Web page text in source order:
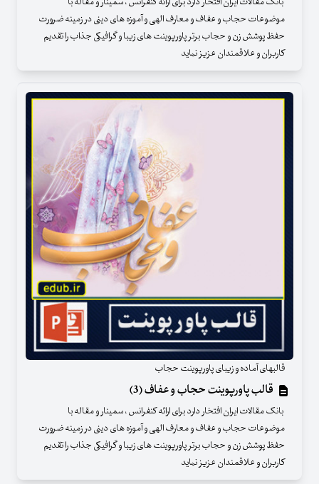
موضوعات حجاب و عفاف و معارف الهی و آموزه های دینی در زمینه ضرورت
حفظ پوشش زن و حجاب برتر پاورپوینت های زیبا و گرافیکی جذاب را تقدیم
کاربران و علاقمندان عزیز نماید
قالبهای آماده و زیبای پاورپوینت حجاب
قالب پاورپوینت حجاب و عفاف (3)
بانک مقالات ایران افتخار دارد برای ارائه کنفرانس ، سمینار و مقاله با
موضوعات حجاب و عفاف و معارف الهی و آموزه های دینی در زمینه ضرورت
حفظ پوشش زن و حجاب برتر پاورپوینت های زیبا و گرافیکی جذاب را تقدیم
کاربران و علاقمندان عزیز نماید